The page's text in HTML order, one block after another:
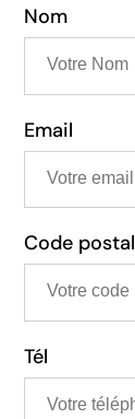
Nom
Email
Code postal
Tél